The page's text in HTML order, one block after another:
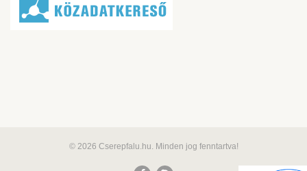
© 2026 Cserepfalu.hu. Minden jog fenntartva!